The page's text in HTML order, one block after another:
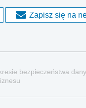
Zapisz się na
bezpieczeństwa